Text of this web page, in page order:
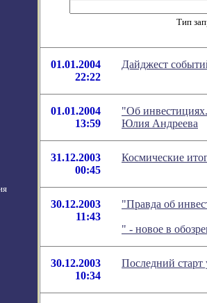
Тип
01.01.2004
22:22
Дайджест
01.01.2004
13:59
"Об
Юлия Андреева
31.12.2003
00:45
Космические
30.12.2003
11:43
"Правда об
" - новое в
30.12.2003
10:34
Последний старт